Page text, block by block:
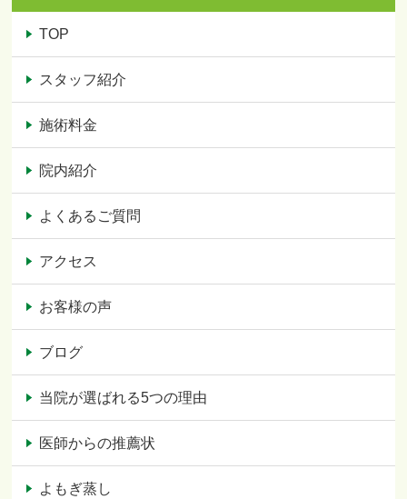
TOP
スタッフ紹介
施術料金
院内紹介
よくあるご質問
アクセス
お客様の声
ブログ
当院が選ばれる5つの理由
医師からの推薦状
よもぎ蒸し